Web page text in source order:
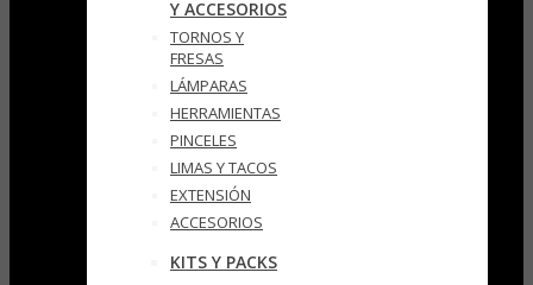
Y ACCESORIOS
TORNOS Y
FRESAS
LÁMPARAS
HERRAMIENTAS
PINCELES
LIMAS Y TACOS
EXTENSIÓN
ACCESORIOS
KITS Y PACKS